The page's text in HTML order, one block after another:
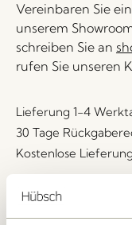
Vereinbaren Sie
unserem
schreiben Sie an
rufen Sie unseren
Lieferung 1-4
30 Tage
Kostenlose